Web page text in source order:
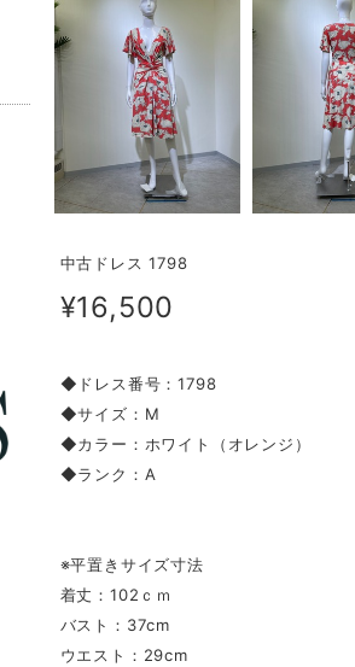
中古ドレス 1798
¥16,500
◆ドレス番号：1798
◆サイズ：M
◆カラー：ホワイト（オレンジ）
◆ランク：A
※平置きサイズ寸法
着丈：102ｃｍ
バスト：37cm
ウエスト：29cm